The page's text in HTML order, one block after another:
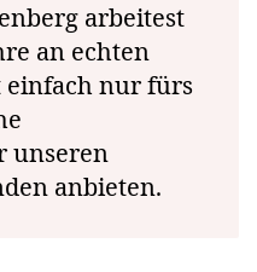
arbeitest
an echten
nur fürs
unseren
anbieten.